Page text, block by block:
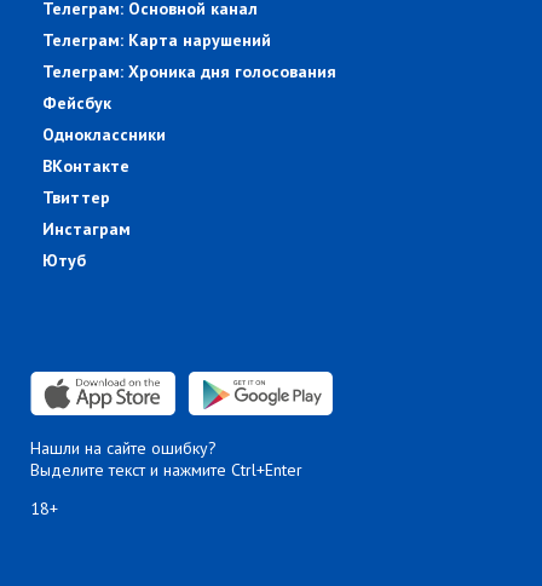
Телеграм: Основной канал
Телеграм: Карта нарушений
Телеграм: Хроника дня голосования
Фейсбук
Одноклассники
ВКонтакте
Твиттер
Инстаграм
Ютуб
Нашли на сайте ошибку?
Выделите текст и нажмите Ctrl+Enter
18+